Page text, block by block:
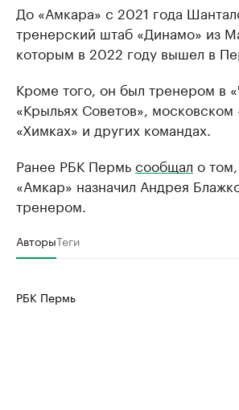
До «Амкара» с 2021 года
тренерский штаб «Динамо» из
которым в 2022 году вышел в
Кроме того, он был тренером в
«Крыльях Советов», московском
«Химках» и других командах.
Ранее РБК Пермьсообщал о
«Амкар» назначил Андрея
тренером.
АвторыТеги
РБК Пермь